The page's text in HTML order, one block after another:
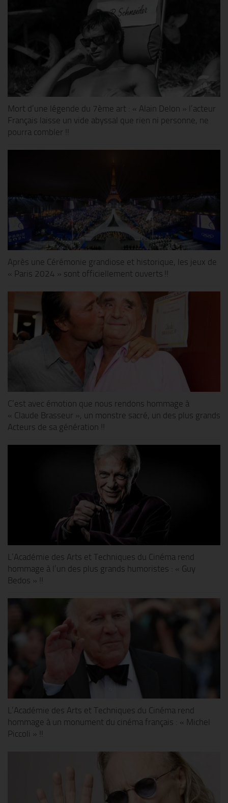
Mort d’une légende du 7ème art : « Alain Delon » l’acteur
Français laisse un vide abyssal que rien ni personne, ne
pourra combler !!
Après une Cérémonie grandiose et historique, les jeux de
« Paris 2024 » sont officiellement ouverts !!
C’est avec émotion que nous rendons hommage à
« Claude Brasseur », un monstre sacré, un des plus grands
Acteurs de sa génération !!
L’Académie des Arts et Techniques du Cinéma rend
hommage à l’un des plus grands humoristes : « Guy
Bedos » !!
L’Académie des Arts et Techniques du Cinéma rend
hommage à un monument du cinéma français : « Michel
Piccoli » !!